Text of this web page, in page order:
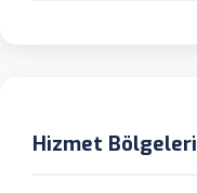
Hizmet Bölgeleri